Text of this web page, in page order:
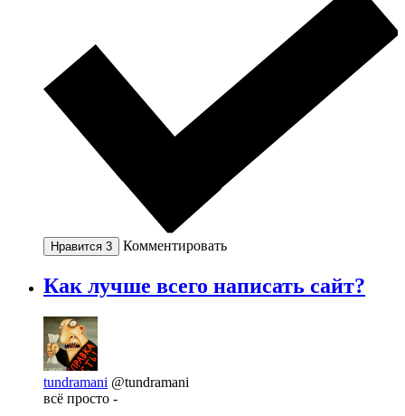
Нравится 3 Комментировать
Как лучше всего написать сайт?
tundramani @tundramani
всё просто -